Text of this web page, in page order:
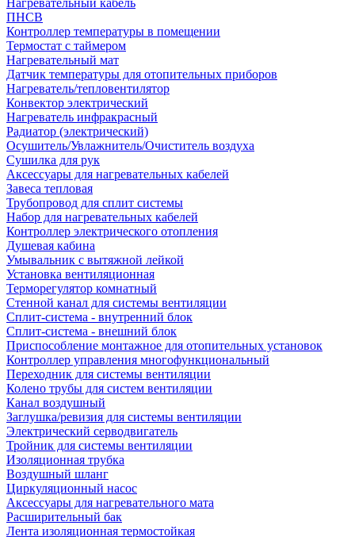
Нагревательный кабель
ПНСВ
Контроллер температуры в помещении
Термостат с таймером
Нагревательный мат
Датчик температуры для отопительных приборов
Нагреватель/тепловентилятор
Конвектор электрический
Нагреватель инфракрасный
Радиатор (электрический)
Осушитель/Увлажнитель/Очиститель воздуха
Сушилка для рук
Аксессуары для нагревательных кабелей
Завеса тепловая
Трубопровод для сплит системы
Набор для нагревательных кабелей
Контроллер электрического отопления
Душевая кабина
Умывальник с вытяжной лейкой
Установка вентиляционная
Терморегулятор комнатный
Стенной канал для системы вентиляции
Сплит-система - внутренний блок
Сплит-система - внешний блок
Приспособление монтажное для отопительных установок
Контроллер управления многофункциональный
Переходник для системы вентиляции
Колено трубы для систем вентиляции
Канал воздушный
Заглушка/ревизия для системы вентиляции
Электрический серводвигатель
Тройник для системы вентиляции
Изоляционная трубка
Воздушный шланг
Циркуляционный насос
Аксессуары для нагревательного мата
Расширительный бак
Лента изоляционная термостойкая